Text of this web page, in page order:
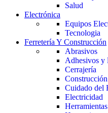
Salud
Electrónica
Equipos
Tecnologia
Ferretería Y Construcción
Abrasivos
Adhesivos y
Cerrajería
Cuidado del
Electricidad
Herramientas